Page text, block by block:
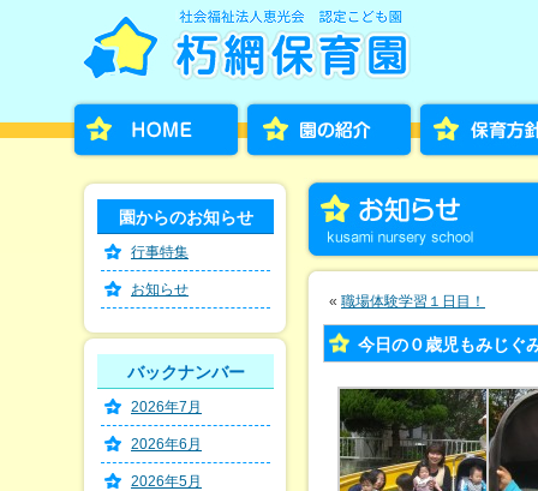
« 職場体験学習１日目！
今日の０歳児もみじぐ
園からのお知らせ
行事特集
お知らせ
バックナンバー
2026年7月
2026年6月
2026年5月